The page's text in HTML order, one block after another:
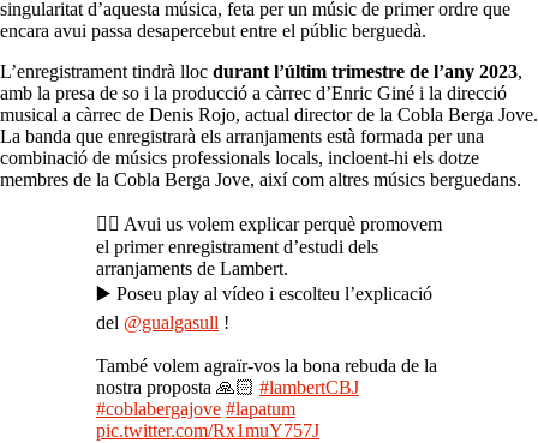
singularitat d’aquesta música, feta per un músic de primer ordre que
encara avui passa desapercebut entre el públic berguedà.
L’enregistrament tindrà lloc durant l’últim trimestre de l’any 2023,
amb la presa de so i la producció a càrrec d’Enric Giné i la direcció
musical a càrrec de Denis Rojo, actual director de la Cobla Berga Jove.
La banda que enregistrarà els arranjaments està formada per una
combinació de músics professionals locals, incloent-hi els dotze
membres de la Cobla Berga Jove, així com altres músics berguedans.
👉🏻 Avui us volem explicar perquè promovem
el primer enregistrament d’estudi dels
arranjaments de Lambert.
▶️ Poseu play al vídeo i escolteu l’explicació
del @gualgasull !
També volem agraïr-vos la bona rebuda de la
nostra proposta 🙏🏻 #lambertCBJ
#coblabergajove #lapatum
pic.twitter.com/Rx1muY757J